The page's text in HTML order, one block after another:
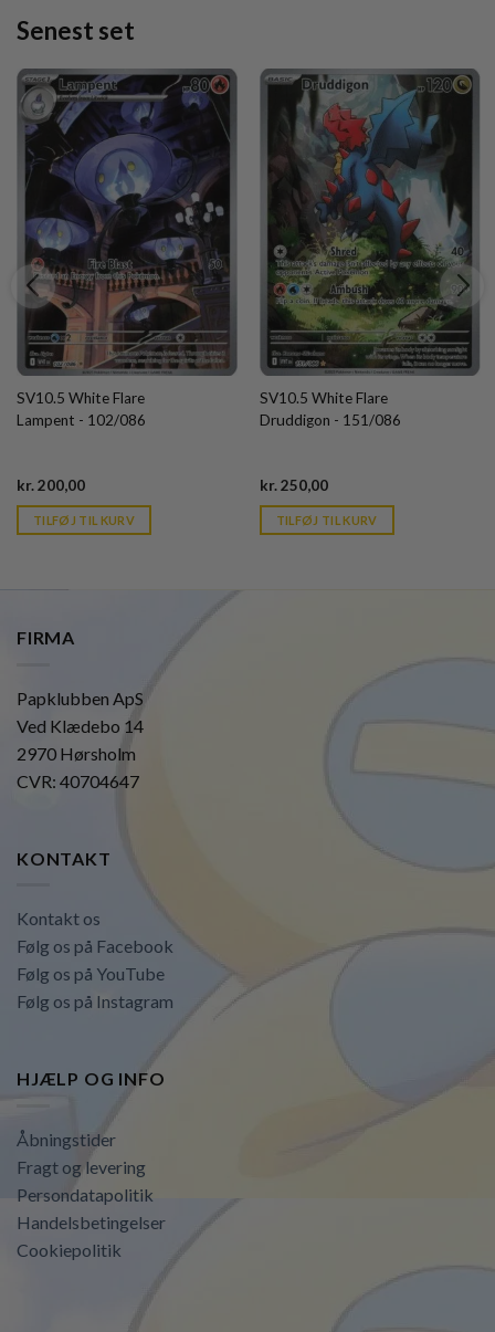
Senest set
SV10.5 White Flare
Lampent - 102/086
kr.200,00Current
is:
kr. 39,95.
TILFØJ TIL KURV
SV10.5 White Flare
Druddigon - 151/086
kr.250,00Current
is:
kr. 39,95.
TILFØJ TIL KURV
FIRMA
Papklubben ApS
Ved Klædebo 14
2970 Hørsholm
CVR: 40704647
KONTAKT
Kontakt os
Følg os på Facebook
Følg os på YouTube
Følg os på Instagram
HJÆLP OG INFO
Åbningstider
Fragt og levering
Persondatapolitik
Handelsbetingelser
Cookiepolitik